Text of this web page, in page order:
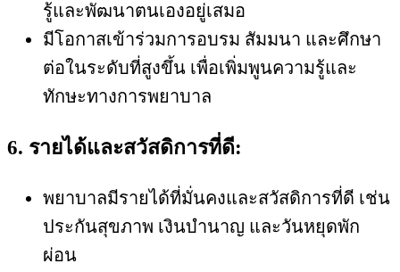
รู้และพัฒนาตนเองอยู่เสมอ
มีโอกาสเข้าร่วมการอบรม สัมมนา และศึกษา
ต่อในระดับที่สูงขึ้น เพื่อเพิ่มพูนความรู้และ
ทักษะทางการพยาบาล
6. รายได้และสวัสดิการที่ดี:
พยาบาลมีรายได้ที่มั่นคงและสวัสดิการที่ดี เช่น
ประกันสุขภาพ เงินบำนาญ และวันหยุดพัก
ผ่อน